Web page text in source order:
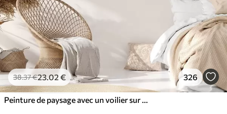
38.37€23.02 € 326
Peinture de paysage avec un voilier sur une mer calme, ciel orange et jaune, montagnes lointaines